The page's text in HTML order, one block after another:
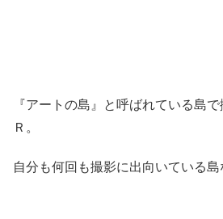
『アートの島』と呼ばれている島
Ｒ。
自分も何回も撮影に出向いている島